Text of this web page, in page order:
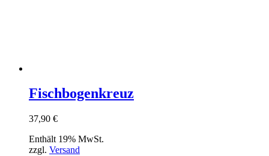
Fischbogenkreuz
37,90 €
Enthält 19% MwSt.
zzgl. Versand